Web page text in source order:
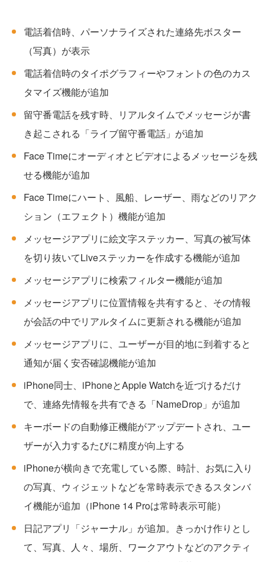
電話着信時、パーソナライズされた連絡先ボスター
（写真）が表示
電話着信時のタイポグラフィーやフォントの色のカス
タマイズ機能が追加
留守番電話を残す時、リアルタイムでメッセージが書
き起こされる「ライブ留守番電話」が追加
Face Timeにオーディオとビデオによるメッセージを残
せる機能が追加
Face Timeにハート、風船、レーザー、雨などのリアク
ション（エフェクト）機能が追加
メッセージアプリに絵文字ステッカー、写真の被写体
を切り抜いてLiveステッカーを作成する機能が追加
メッセージアプリに検索フィルター機能が追加
メッセージアプリに位置情報を共有すると、その情報
が会話の中でリアルタイムに更新される機能が追加
メッセージアプリに、ユーザーが目的地に到着すると
通知が届く安否確認機能が追加
iPhone同士、iPhoneとApple Watchを近づけるだけ
で、連絡先情報を共有できる「NameDrop」が追加
キーボードの自動修正機能がアップデートされ、ユー
ザーが入力するたびに精度が向上する
iPhoneが横向きで充電している際、時計、お気に入り
の写真、ウィジェットなどを常時表示できるスタンバ
イ機能が追加（iPhone 14 Proは常時表示可能）
日記アプリ「ジャーナル」が追加。きっかけ作りとし
て、写真、人々、場所、ワークアウトなどのアクティ